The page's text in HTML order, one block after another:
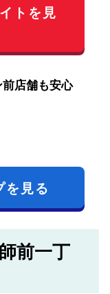
トを見
店舗も安心
を見る
前一丁